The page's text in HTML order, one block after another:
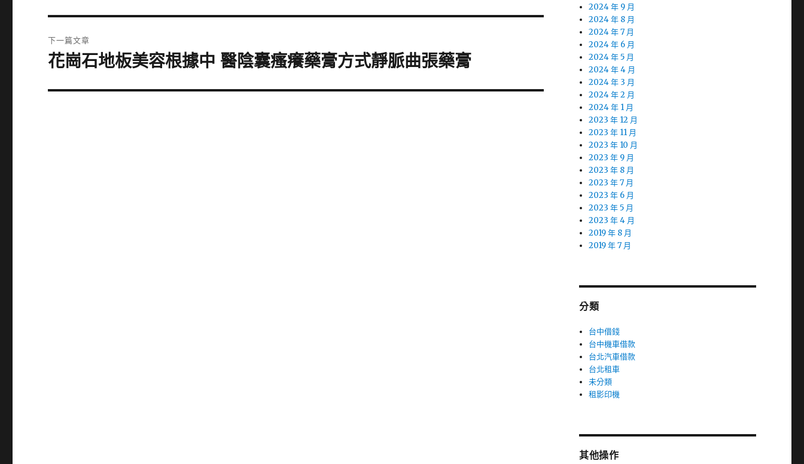
篇
文
章:
下一篇文章
下
篇
花崗石地板美容根據中 醫陰囊瘙癢藥膏方式靜脈曲張藥膏
2024 年 9 月
2024 年 8 月
2024 年 7 月
2024 年 6 月
2024 年 5 月
2024 年 4 月
2024 年 3 月
2024 年 2 月
2024 年 1 月
2023 年 12 月
2023 年 11 月
2023 年 10 月
2023 年 9 月
2023 年 8 月
2023 年 7 月
2023 年 6 月
2023 年 5 月
2023 年 4 月
2019 年 8 月
2019 年 7 月
分類
台中借錢
台中機車借款
台北汽車借款
台北租車
未分類
租影印機
其他操作